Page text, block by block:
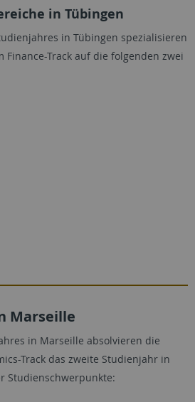
in Tübingen
in Tübingen spezialisieren
Track auf die folgenden zwei
Marseille
in Marseille absolvieren die
Track das zweite Studienjahr in
Studienschwerpunkte: